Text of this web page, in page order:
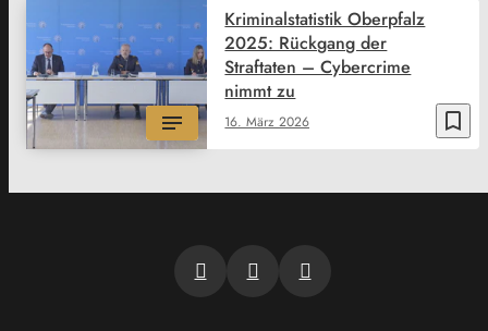
bookmark_border
16. März 2026
Kriminalstatistik Oberpfalz
2025: Rückgang der
Straftaten – Cybercrime
nimmt zu